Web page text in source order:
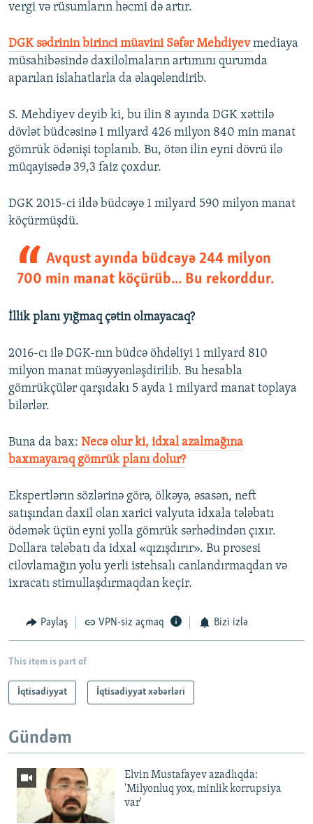
vergi və rüsumların həcmi də artır.
DGK sədrinin birinci müavini Səfər Mehdiyevmediaya
müsahibəsində daxilolmaların artımını qurumda
aparılan islahatlarla da əlaqələndirib.
S. Mehdiyev deyib ki, bu ilin 8 ayında DGK xəttilə
dövlət büdcəsinə 1 milyard 426 milyon 840 min manat
gömrük ödənişi toplanıb. Bu, ötən ilin eyni dövrü ilə
müqayisədə 39,3 faiz çoxdur.
DGK 2015-ci ildə büdcəyə 1 milyard 590 milyon manat
köçürmüşdü.
Avqust ayında büdcəyə 244 milyon
700 min manat köçürüb... Bu rekorddur.
İllik planı yığmaq çətin olmayacaq?
2016-cı ilə DGK-nın büdcə öhdəliyi 1 milyard 810
milyon manat müəyyənləşdirilib. Bu hesabla
gömrükçülər qarşıdakı 5 ayda 1 milyard manat toplaya
bilərlər.
Buna da bax:​ Necə olur ki, idxal azalmağına
baxmayaraq gömrük planı dolur?
Ekspertlərın sözlərinə görə, ölkəyə, əsasən, neft
satışından daxil olan xarici valyuta idxala tələbatı
ödəmək üçün eyni yolla gömrük sərhədindən çıxır.
Dollara tələbatı da idxal «qızışdırır». Bu prosesi
cilovlamağın yolu yerli istehsalı canlandırmaqdan və
ixracatı stimullaşdırmaqdan keçir.
Paylaş VPN-siz açmaq Bizi izlə
This item is part of
İqtisadiyyat İqtisadiyyat xəbərləri
Gündəm
Elvin Mustafayev azadlıqda:
'Milyonluq yox, minlik korrupsiya
var'